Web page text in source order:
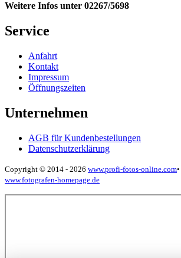
Weitere Infos unter 02267/5698
Service
Anfahrt
Kontakt
Impressum
Öffnungszeiten
Unternehmen
AGB für Kundenbestellungen
Datenschutzerklärung
Copyright © 2014 - 2026 www.profi-fotos-online.com•
www.fotografen-homepage.de